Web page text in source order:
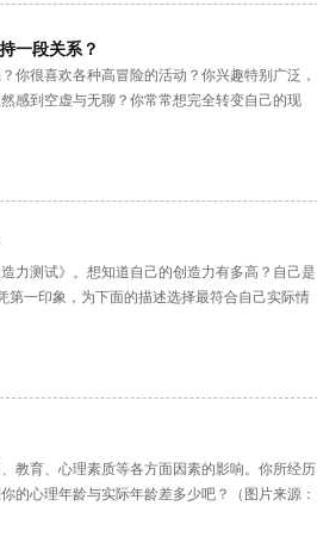
一段关系？
你很喜欢各种高冒险的活动？你兴趣特别广泛，
感到空虚与无聊？你常常想完全转变自己的现
力测试》。想知道自己的创造力有多高？自己是
第一印象，为下面的描述选择最符合自己实际情
教育、心理素质等各方面因素的影响。你所经历
的心理年龄与实际年龄差多少吧？（图片来源：